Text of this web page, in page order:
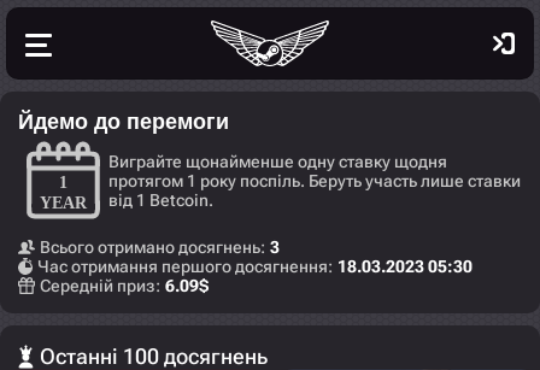
Йдемо до перемоги
Виграйте щонайменше одну ставку щодня
протягом 1 року поспіль. Беруть участь лише ставки
від 1 Betcoin.
Всього отримано досягнень: 3
Час отримання першого досягнення: 18.03.2023 05:30
Середній приз: 6.09$
Останні 100 досягнень